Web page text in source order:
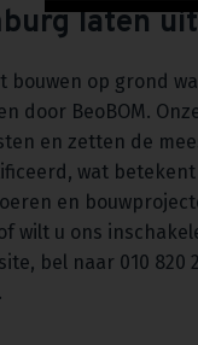
laten
bouwen op grond
door BeoBOM.
en zetten de
wat
en
wilt u ons
bel naar 010